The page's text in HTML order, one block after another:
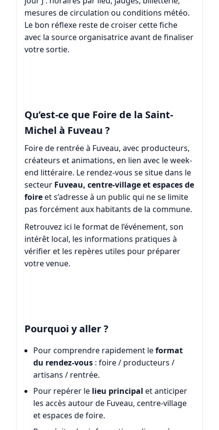
mesures de circulation ou conditions météo.
Le bon réflexe reste de croiser cette fiche
avec la source organisatrice avant de finaliser
votre sortie.
Qu’est-ce que Foire de la Saint-
Michel à Fuveau ?
Foire de rentrée à Fuveau, avec producteurs,
créateurs et animations, en lien avec le week-
end littéraire. Le rendez-vous se situe dans le
secteur Fuveau, centre-village et espaces de
foireet s’adresse à un public qui ne se limite
pas forcément aux habitants de la commune.
Retrouvez ici le format de l’événement, son
intérêt local, les informations pratiques à
vérifier et les repères utiles pour préparer
votre venue.
Pourquoi y aller ?
Pour comprendre rapidement leformat
du rendez-vous: foire / producteurs /
artisans / rentrée.
Pour repérer le lieu principal et anticiper
les accès autour de Fuveau, centre-village
et espaces de foire.